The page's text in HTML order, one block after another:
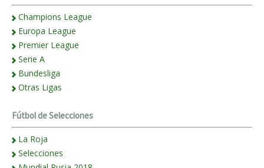
Champions League
Europa League
Premier League
Serie A
Bundesliga
Otras Ligas
Fútbol de Selecciones
La Roja
Selecciones